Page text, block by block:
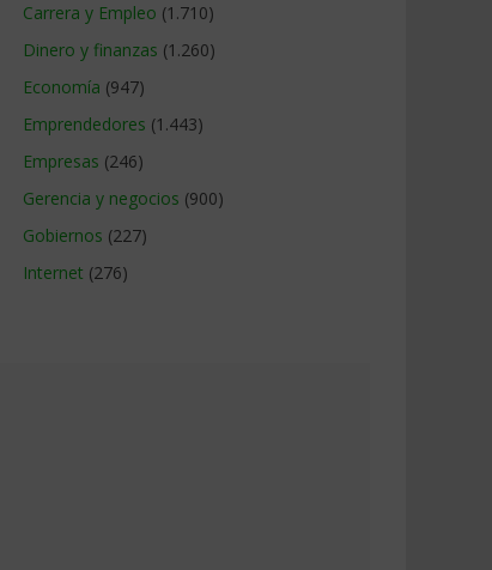
Carrera y Empleo (1.710)
Dinero y finanzas (1.260)
Economía (947)
Emprendedores (1.443)
Empresas (246)
Gerencia y negocios (900)
Gobiernos (227)
Internet (276)